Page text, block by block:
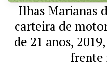
Ilhas Marianas
carteira de
de 21 anos,
frente